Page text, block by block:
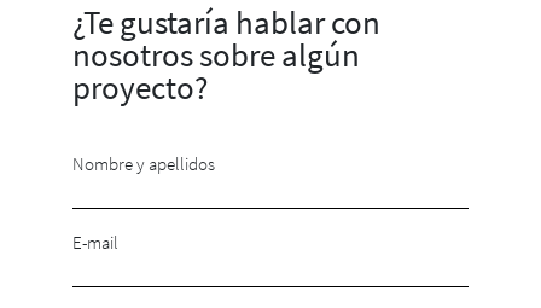
¿Te gustaría hablar con
nosotros sobre algún
proyecto?
Nombre y apellidos
E-mail